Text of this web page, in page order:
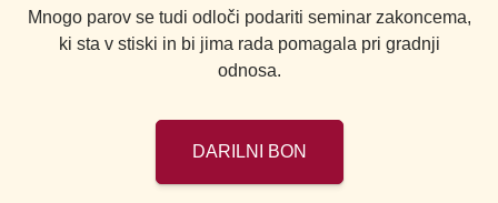
Mnogo parov se tudi odloči podariti seminar zakoncema,
ki sta v stiski in bi jima rada pomagala pri gradnji
odnosa.
DARILNI BON